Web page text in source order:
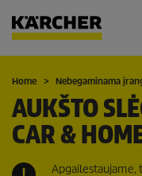
Krepšelis
Mėgstamiausių sąrašas
Home Nebegaminama
AUKŠTO
CAR &
Apgailestaujame,